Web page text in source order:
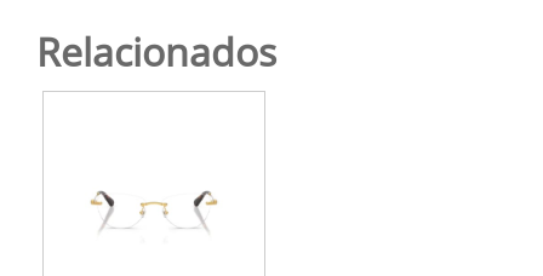
Relacionados